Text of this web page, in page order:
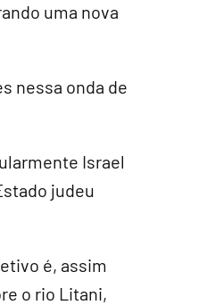
uma nova
nessa onda de
Israel
judeu
é, assim
o rio Litani,